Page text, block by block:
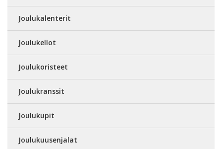
Joulukalenterit
Joulukellot
Joulukoristeet
Joulukranssit
Joulukupit
Joulukuusenjalat